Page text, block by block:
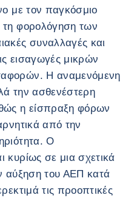
με τον παγκόσμιο
φορολόγηση των
συναλλαγές και
εισαγωγές μικρών
Η αναμενόμενη
την ασθενέστερη
η είσπραξη φόρων
από την
Ο
κυρίως σε μια σχετικά
αύξηση του ΑΕΠ κατά
τις προοπτικές